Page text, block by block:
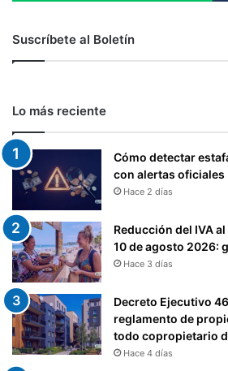
Suscríbete al Boletín
Lo más reciente
Cómo detectar
con alertas oficiales
Hace 2 días
Reducción del IVA
10 de agosto 2026:
Hace 3 días
Decreto Ejecutivo
reglamento de
todo copropietario
Hace 4 días